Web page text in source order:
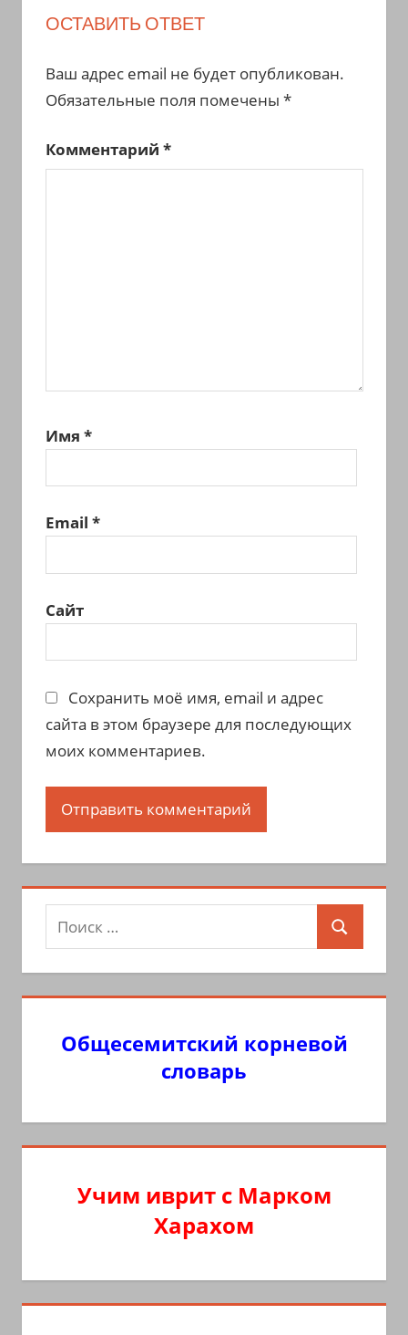
ОСТАВИТЬ ОТВЕТ
Ваш адрес email не будет опубликован.
Обязательные поля помечены *
Комментарий *
Имя *
Email *
Сайт
Сохранить моё имя, email и адрес
сайта в этом браузере для последующих
моих комментариев.
Поиск
для:
Поиск
Общесемитский корневой
словарь
Учим иврит с Марком
Харахом